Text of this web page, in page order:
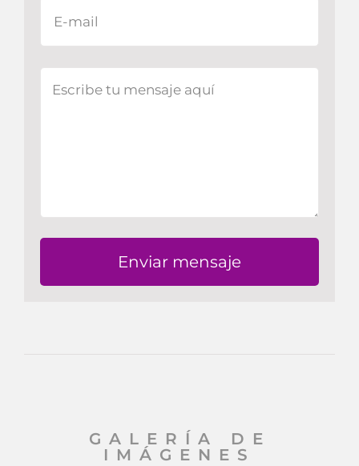
Enviar mensaje
GALERÍA DE
IMÁGENES